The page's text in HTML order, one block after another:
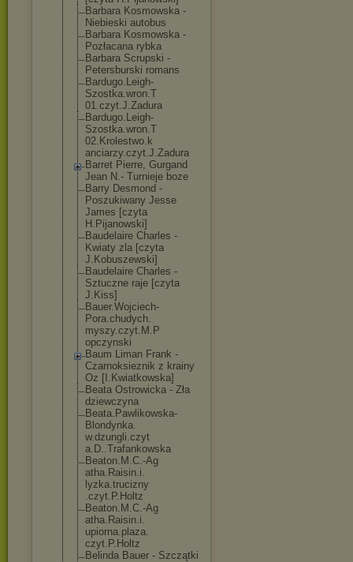
Barbara Kosmowska -
Niebieski autobus
Barbara Kosmowska -
Pozłacana rybka
Barbara Scrupski -
Petersburski romans
Bardugo.Leigh-
Szostka.wron.T
01.czyt.J.Zadura
Bardugo.Leigh-
Szostka.wron.T
02.Krolestwo.k
anciarzy.czyt.J.Zadura
Barret Pierre, Gurgand
Jean N.- Turnieje boze
Barry Desmond -
Poszukiwany Jesse
James [czyta
H.Pijanowski]
Baudelaire Charles -
Kwiaty zla [czyta
J.Kobuszewski]
Baudelaire Charles -
Sztuczne raje [czyta
J.Kiss]
Bauer.Wojciech-
Pora.chudych.
myszy.czyt.M.P
opczynski
Baum Liman Frank -
Czarnoksieznik z krainy
Oz [I.Kwiatkowska]
Beata Ostrowicka - Zła
dziewczyna
Beata.Pawlikowska-
Blondynka.
w.dzungli.czyt
a.D..Trafankowska
Beaton.M.C.-Ag
atha.Raisin.i.
lyzka.trucizny
.czyt.P.Holtz
Beaton.M.C.-Ag
atha.Raisin.i.
upiorna.plaza.
czyt.P.Holtz
Belinda Bauer - Szczątki